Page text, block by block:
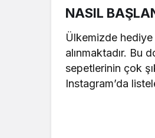
NASIL
Ülkemizde hediye
alınmaktadır. Bu
sepetlerinin çok
Instagram’da